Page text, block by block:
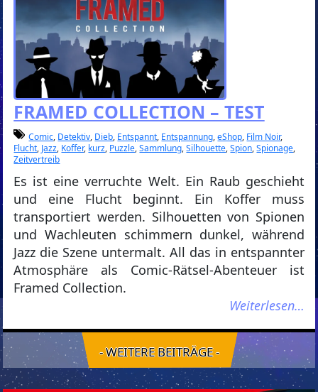
FRAMED COLLECTION – TEST
Comic, Detektiv, Dieb, Entspannt, Entspannung,eShop, Film Noir,
Flucht, Jazz, Koffer, kurz, Puzzle,Sammlung,Silhouette,Spion,Spionage,
Zeitvertreib
Es ist eine verruchte Welt. Ein Raub geschieht
und eine Flucht beginnt. Ein Koffer muss
transportiert werden. Silhouetten von Spionen
und Wachleuten schimmern dunkel, während
Jazz die Szene untermalt. All das in entspannter
Atmosphäre als Comic-Rätsel-Abenteuer ist
Framed Collection.
Weiterlesen…
- WEITERE BEITRÄGE -